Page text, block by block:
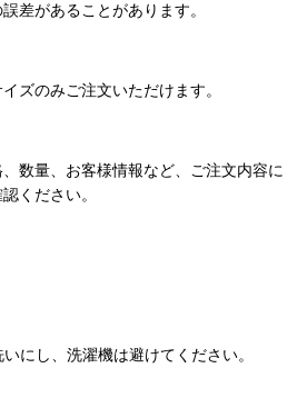
差があることがあります。
ズのみご注文いただけます。
数量、お客様情報など、ご注文内容に
ください。
にし、洗濯機は避けてください。